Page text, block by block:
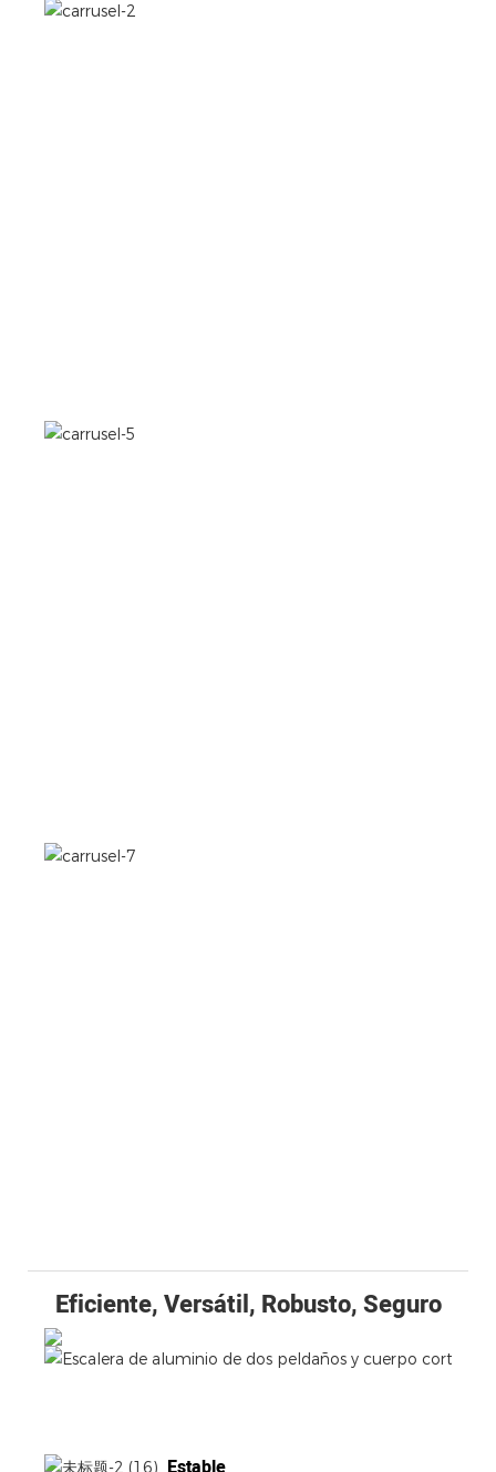
Eficiente, Versátil, Robusto, Seguro